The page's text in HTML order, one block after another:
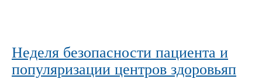
Неделя безопасности пациента и
популяризации центров здоровьяп